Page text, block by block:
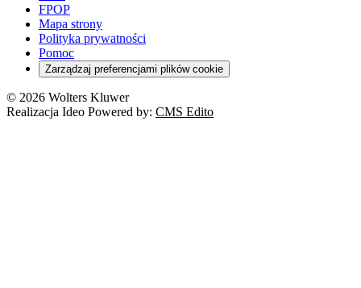
FPOP
Mapa strony
Polityka prywatności
Pomoc
Zarządzaj preferencjami plików cookie
© 2026 Wolters Kluwer
Realizacja Ideo Powered by: CMS Edito